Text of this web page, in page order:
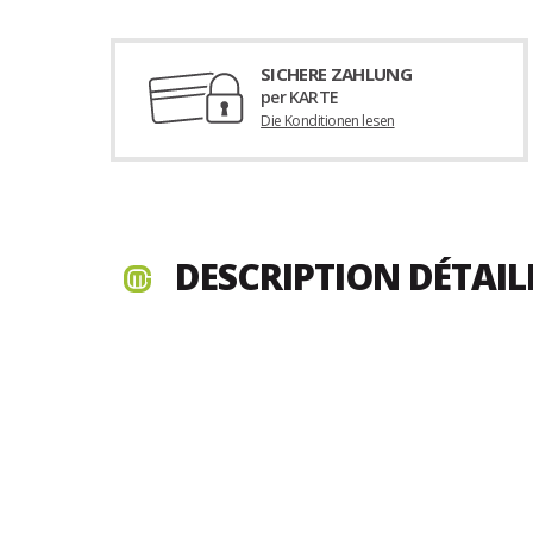
SICHERE ZAHLUNG
per KARTE
Die Konditionen lesen
DESCRIPTION